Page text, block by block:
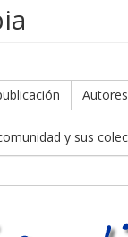
Autores
y sus